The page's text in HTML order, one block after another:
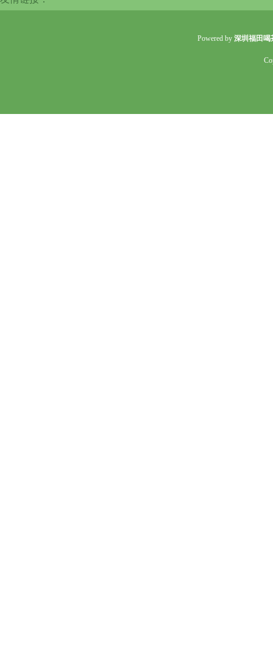
Powered by 深圳福田喝